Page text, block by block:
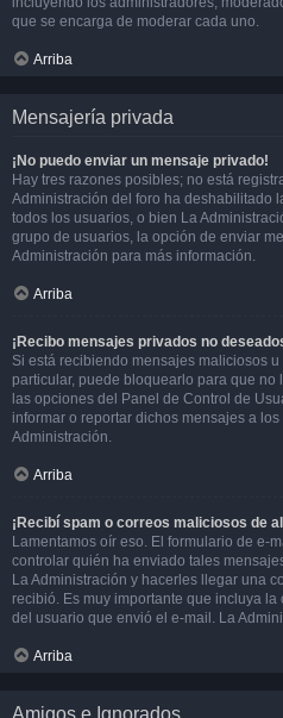
que se encarga de moderar cada uno.
Arriba
Mensajería privada
¡No puedo enviar un mensaje privado!
Hay tres razones posibles; no está
Administración del foro ha deshabilitado
todos los usuarios, o bien La
grupo de usuarios, la opción de enviar
Administración para más información.
Arriba
¡Recibo mensajes privados no
Si está recibiendo mensajes maliciosos
particular, puede bloquearlo para que
las opciones del Panel de Control de
informar o reportar dichos mensajes a
Administración.
Arriba
¡Recibí spam o correos maliciosos de
Lamentamos oír eso. El formulario de e-
controlar quién ha enviado tales
La Administración y hacerles llegar una
recibió. Es muy importante que incluya
del usuario que envió el e-mail. La
Arriba
Amigos e Ignorados